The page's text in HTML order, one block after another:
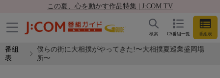
この夏、心を動かす作品特集 | J:COM TV
CS番組一覧 番組表
検索
番組
表
僕らの街に大相撲がやってきた!〜大相撲夏巡業盛岡場
所〜